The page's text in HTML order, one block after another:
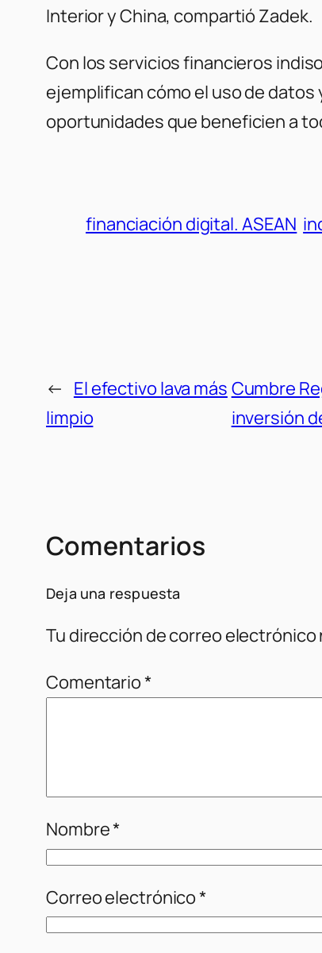
Interior y China, compartió Zadek.
Con los servicios financieros
ejemplifican cómo el uso de
oportunidades que beneficien a
financiación digital. ASEAN
← El efectivo lava más
limpio
Cumbre
inversión
Comentarios
Deja una respuesta
Tu dirección de correo electrónico
Comentario*
Nombre*
Correo electrónico*